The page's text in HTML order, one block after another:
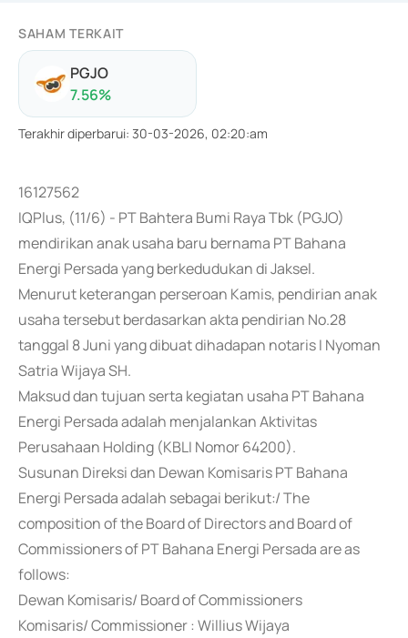
SAHAM TERKAIT
PGJO
7.56%
Terakhir diperbarui: 30-03-2026, 02:20:am
16127562
IQPlus, (11/6) - PT Bahtera Bumi Raya Tbk (PGJO)
mendirikan anak usaha baru bernama PT Bahana
Energi Persada yang berkedudukan di Jaksel.
Menurut keterangan perseroan Kamis, pendirian anak
usaha tersebut berdasarkan akta pendirian No.28
tanggal 8 Juni yang dibuat dihadapan notaris I Nyoman
Satria Wijaya SH.
Maksud dan tujuan serta kegiatan usaha PT Bahana
Energi Persada adalah menjalankan Aktivitas
Perusahaan Holding (KBLI Nomor 64200).
Susunan Direksi dan Dewan Komisaris PT Bahana
Energi Persada adalah sebagai berikut:/ The
composition of the Board of Directors and Board of
Commissioners of PT Bahana Energi Persada are as
follows:
Dewan Komisaris/ Board of Commissioners
Komisaris/ Commissioner : Willius Wijaya